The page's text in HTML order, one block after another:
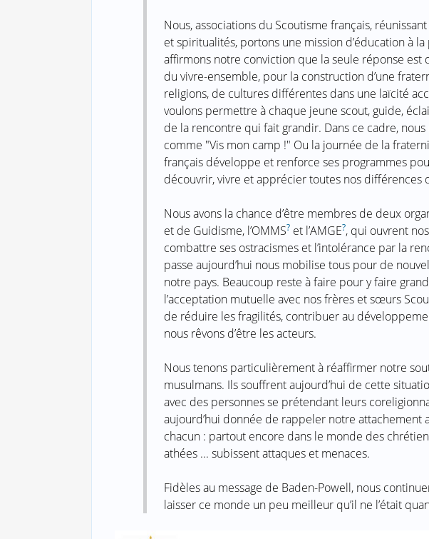
Nous, associations du Scoutisme français,
et spiritualités, portons une mission d’éducation à la
affirmons notre conviction que la seule réponse est
du vivre-ensemble, pour la construction d’une
religions, de cultures différentes dans une laïcité
voulons permettre à chaque jeune scout, guide,
de la rencontre qui fait grandir. Dans ce cadre,
comme "Vis mon camp !" Ou la journée de la
français développe et renforce ses programmes
découvrir, vivre et apprécier toutes nos différences
Nous avons la chance d’être membres de deux
et de Guidisme, l’OMMS?et l’AMGE?, qui ouvrent
combattre ses ostracismes et l’intolérance par la
passe aujourd’hui nous mobilise tous pour de
notre pays. Beaucoup reste à faire pour y faire
l’acceptation mutuelle avec nos frères et sœurs
de réduire les fragilités, contribuer au
nous rêvons d’être les acteurs.
Nous tenons particulièrement à réaffirmer notre
musulmans. Ils souffrent aujourd’hui de cette
avec des personnes se prétendant leurs
aujourd’hui donnée de rappeler notre attachement
chacun : partout encore dans le monde des
athées ... subissent attaques et menaces.
Fidèles au message de Baden-Powell, nous
laisser ce monde un peu meilleur qu’il ne l’était